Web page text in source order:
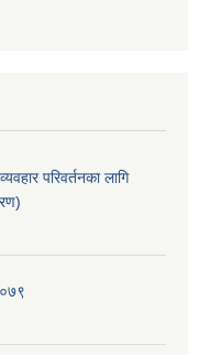
परिवर्तनका लागि